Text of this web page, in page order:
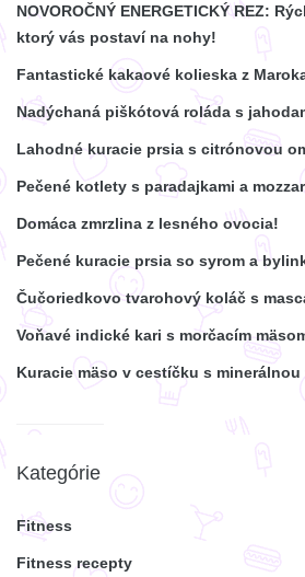
NOVOROČNÝ ENERGETICKÝ REZ:
ktorý vás postaví na nohy!
Fantastické kakaové kolieska z
Nadýchaná piškótová roláda s
Lahodné kuracie prsia s citrónovou
Pečené kotlety s paradajkami a
Domáca zmrzlina z lesného ovocia!
Pečené kuracie prsia so syrom a
Čučoriedkovo tvarohový koláč s
Voňavé indické kari s morčacím
Kuracie mäso v cestíčku s
Kategórie
Fitness
Fitness recepty